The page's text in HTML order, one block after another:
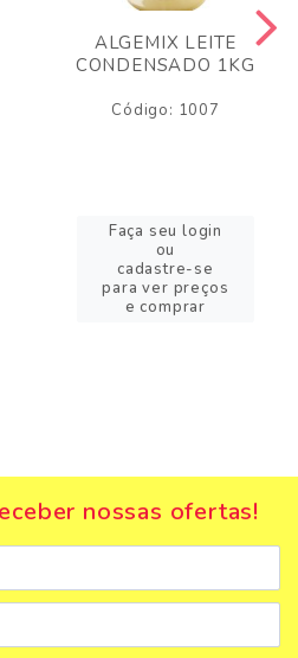
ALGEMIX LEITE
CONDENSADO 1KG
Código: 1007
Faça seu login
ou
cadastre-se
para ver preços
e comprar
nossas ofertas!